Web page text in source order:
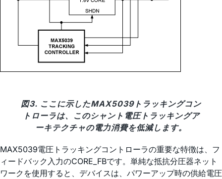
図3. ここに示したMAX5039トラッキングコン
トローラは、このシャント電圧トラッキングア
ーキテクチャの電力消費を低減します。
MAX5039電圧トラッキングコントローラの重要な特徴は、フ
ィードバック入力のCORE_FBです。単純な抵抗分圧器ネット
ワークを使用すると、デバイスは、パワーアップ時の供給電圧